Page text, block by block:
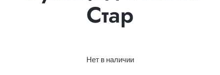
Стар
Нет в наличии